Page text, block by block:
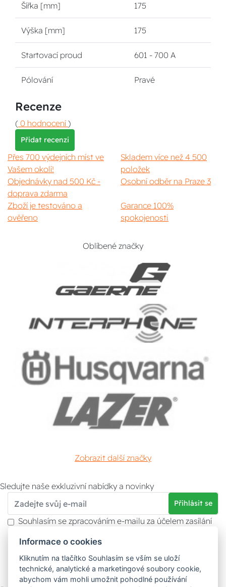
Šířka [mm] 175
Výška [mm] 175
Startovací proud 601 - 700 A
Pólování Pravé
Recenze
( 0 hodnocení )
Přidat recenzi
Přes 700 výdejních míst ve
Vašem okolí!
Skladem více než 4 500
položek
Objednávky nad 500 Kč -
doprava zdarma
Osobní odběr na Praze 3
Zboží je testováno a
ověřeno
Garance 100%
spokojenosti
Oblíbené značky
Zobrazit další značky
Sledujte naše exkluzivní nabídky a novinky
Přihlásit se
Souhlasím se zpracováním e-mailu za účelem zasílání
Více informací naleznete v
údajů . Souhlas můžete kdykoliv odvolat.
Informace o cookies
Kliknutím na tlačítko Souhlasím se vším se uloží
technické, analytické a marketingové soubory cookie,
abychom vám mohli umožnit pohodlné používání